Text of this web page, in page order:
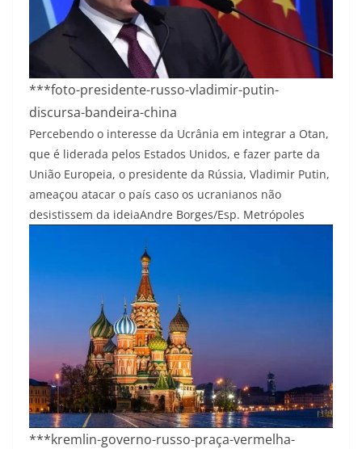
***foto-presidente-russo-vladimir-putin-
discursa-bandeira-china
Percebendo o interesse da Ucrânia em integrar a Otan,
que é liderada pelos Estados Unidos, e fazer parte da
União Europeia, o presidente da Rússia, Vladimir Putin,
ameaçou atacar o país caso os ucranianos não
desistissem da ideiaAndre Borges/Esp. Metrópoles
***kremlin-governo-russo-praça-vermelha-